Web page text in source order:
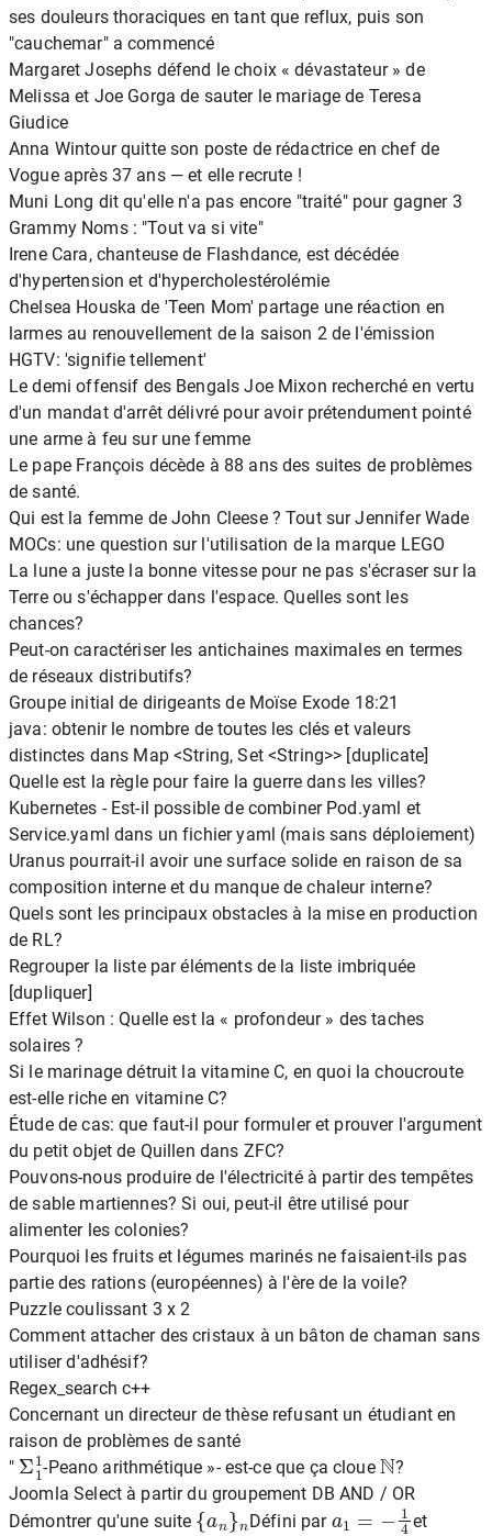
ses douleurs thoraciques en tant que reflux, puis son
"cauchemar" a commencé
Margaret Josephs défend le choix « dévastateur » de
Melissa et Joe Gorga de sauter le mariage de Teresa
Giudice
Anna Wintour quitte son poste de rédactrice en chef de
Vogue après 37 ans — et elle recrute !
Muni Long dit qu'elle n'a pas encore "traité" pour gagner 3
Grammy Noms : "Tout va si vite"
Irene Cara, chanteuse de Flashdance, est décédée
d'hypertension et d'hypercholestérolémie
Chelsea Houska de 'Teen Mom' partage une réaction en
larmes au renouvellement de la saison 2 de l'émission
HGTV: 'signifie tellement'
Le demi offensif des Bengals Joe Mixon recherché en vertu
d'un mandat d'arrêt délivré pour avoir prétendument pointé
une arme à feu sur une femme
Le pape François décède à 88 ans des suites de problèmes
de santé.
Qui est la femme de John Cleese ? Tout sur Jennifer Wade
MOCs: une question sur l'utilisation de la marque LEGO
La lune a juste la bonne vitesse pour ne pas s'écraser sur la
Terre ou s'échapper dans l'espace. Quelles sont les
chances?
Peut-on caractériser les antichaines maximales en termes
de réseaux distributifs?
Groupe initial de dirigeants de Moïse Exode 18:21
java: obtenir le nombre de toutes les clés et valeurs
distinctes dans Map <String, Set <String>> [duplicate]
Quelle est la règle pour faire la guerre dans les villes?
Kubernetes - Est-il possible de combiner Pod.yaml et
Service.yaml dans un fichier yaml (mais sans déploiement)
Uranus pourrait-il avoir une surface solide en raison de sa
composition interne et du manque de chaleur interne?
Quels sont les principaux obstacles à la mise en production
de RL?
Regrouper la liste par éléments de la liste imbriquée
[dupliquer]
Effet Wilson : Quelle est la « profondeur » des taches
solaires ?
Si le marinage détruit la vitamine C, en quoi la choucroute
est-elle riche en vitamine C?
Étude de cas: que faut-il pour formuler et prouver l'argument
du petit objet de Quillen dans ZFC?
Pouvons-nous produire de l'électricité à partir des tempêtes
de sable martiennes? Si oui, peut-il être utilisé pour
alimenter les colonies?
Pourquoi les fruits et légumes marinés ne faisaient-ils pas
partie des rations (européennes) à l'ère de la voile?
Puzzle coulissant 3 x 2
Comment attacher des cristaux à un bâton de chaman sans
utiliser d'adhésif?
Regex_search c++
Concernant un directeur de thèse refusant un étudiant en
raison de problèmes de santé
"
Σ11
-Peano arithmétique »- est-ce que ça cloue
N
?
Joomla Select à partir du groupement DB AND / OR
Démontrer qu'une suite
{an}n
Défini par
a 1 =− 1 4
et